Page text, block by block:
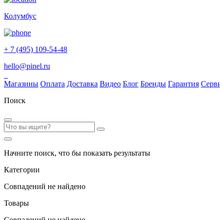
Колумбус
+ 7 (495) 109-54-48
hello@pinel.ru
Магазины Оплата Доставка Видео Блог Бренды Гарантия
Поиск
Начните поиск, что бы показать результаты
Категории
Совпадений не найдено
Товары